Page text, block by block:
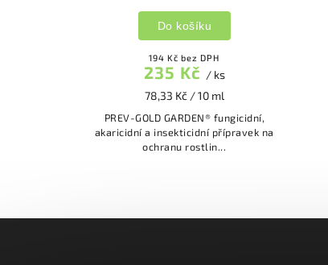
194 Kč bez DPH
235 Kč / ks
78,33 Kč / 10 ml
Do košíku
PREV-GOLD GARDEN® fungicidní,
akaricidní a insekticidní přípravek na
ochranu rostlin...